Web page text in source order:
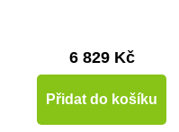
6 829 Kč
Přidat do košíku